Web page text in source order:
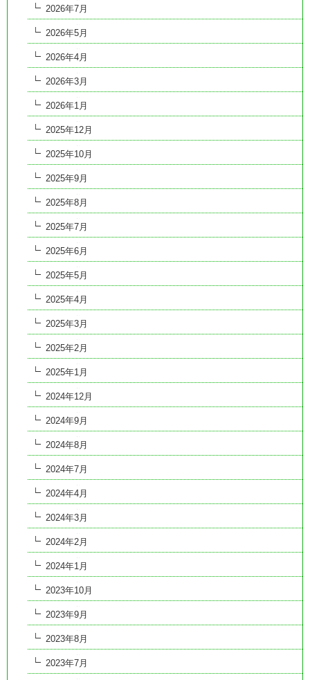
2026年7月
2026年5月
2026年4月
2026年3月
2026年1月
2025年12月
2025年10月
2025年9月
2025年8月
2025年7月
2025年6月
2025年5月
2025年4月
2025年3月
2025年2月
2025年1月
2024年12月
2024年9月
2024年8月
2024年7月
2024年4月
2024年3月
2024年2月
2024年1月
2023年10月
2023年9月
2023年8月
2023年7月